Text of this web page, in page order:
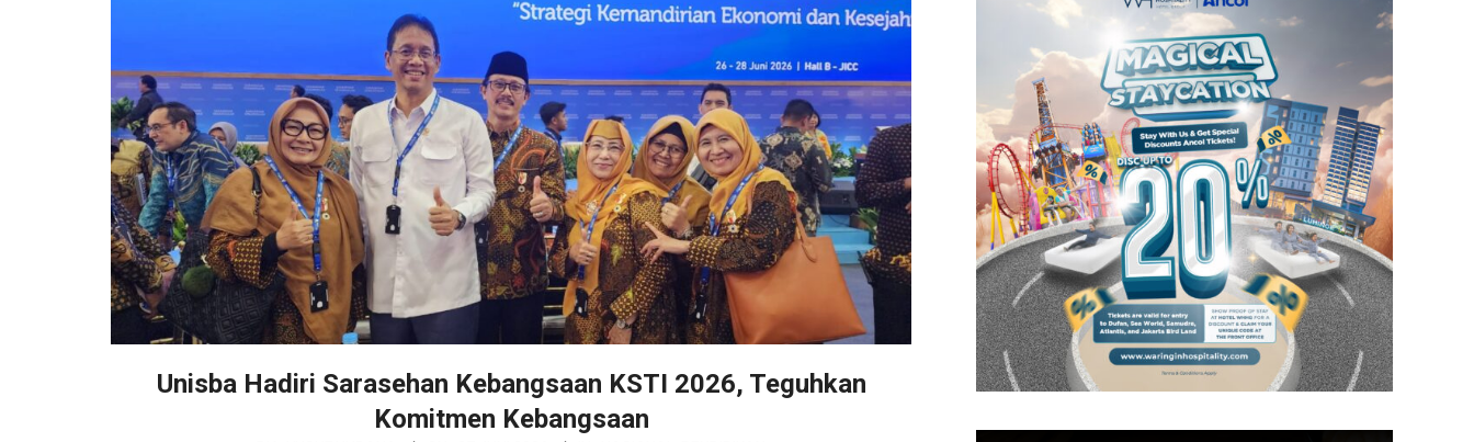
Unisba Hadiri Sarasehan Kebangsaan KSTI 2026, Teguhkan
Komitmen Kebangsaan